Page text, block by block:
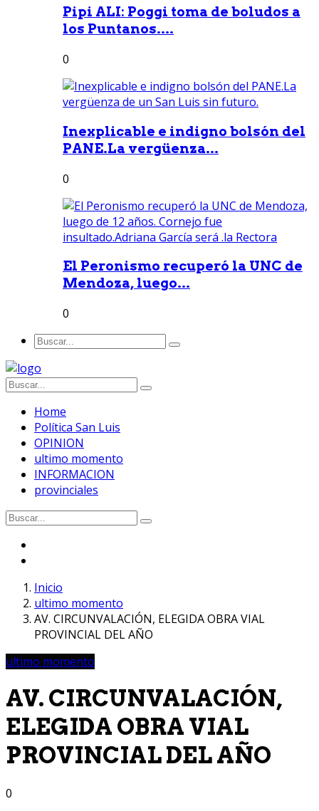
Pipi ALI: Poggi toma de boludos a
los Puntanos....
0
Inexplicable e indigno bolsón del
PANE.La vergüenza...
0
El Peronismo recuperó la UNC de
Mendoza, luego...
0
Home
Política San Luis
OPINION
ultimo momento
INFORMACION
provinciales
Inicio
ultimo momento
AV. CIRCUNVALACIÓN, ELEGIDA OBRA VIAL
PROVINCIAL DEL AÑO
ultimo momento
AV. CIRCUNVALACIÓN,
ELEGIDA OBRA VIAL
PROVINCIAL DEL AÑO
0